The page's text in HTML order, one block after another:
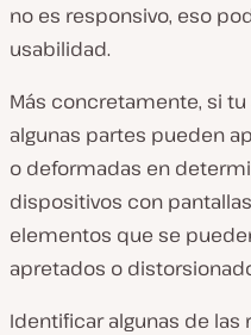
no es responsivo, eso
usabilidad.
Más concretamente, si
algunas partes pueden
o deformadas en
dispositivos con
elementos que se
apretados o
Identificar algunas de